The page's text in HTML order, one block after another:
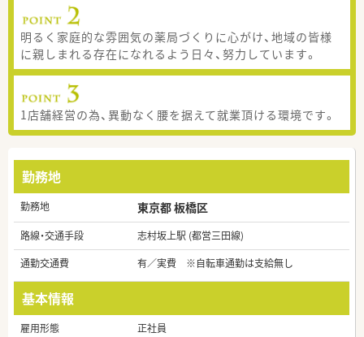
明るく家庭的な雰囲気の薬局づくりに心がけ、地域の皆様
に親しまれる存在になれるよう日々、努力しています。
1店舗経営の為、異動なく腰を据えて就業頂ける環境です。
勤務地
勤務地 東京都 板橋区
路線・交通手段
志村坂上駅 (都営三田線)
通勤交通費
有／実費 ※自転車通勤は支給無し
基本情報
雇用形態
正社員